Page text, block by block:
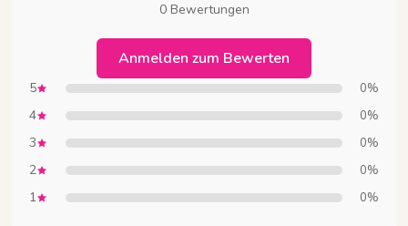
0 Bewertungen
Anmelden zum Bewerten
5 0%
4 0%
3 0%
2 0%
1 0%